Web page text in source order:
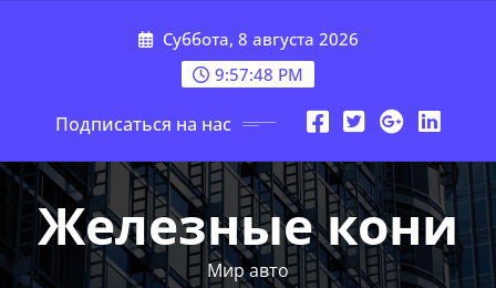
Суббота, 8 августа 2026
9:57:49 PM
Подписаться на нас
Железные кони
Мир авто